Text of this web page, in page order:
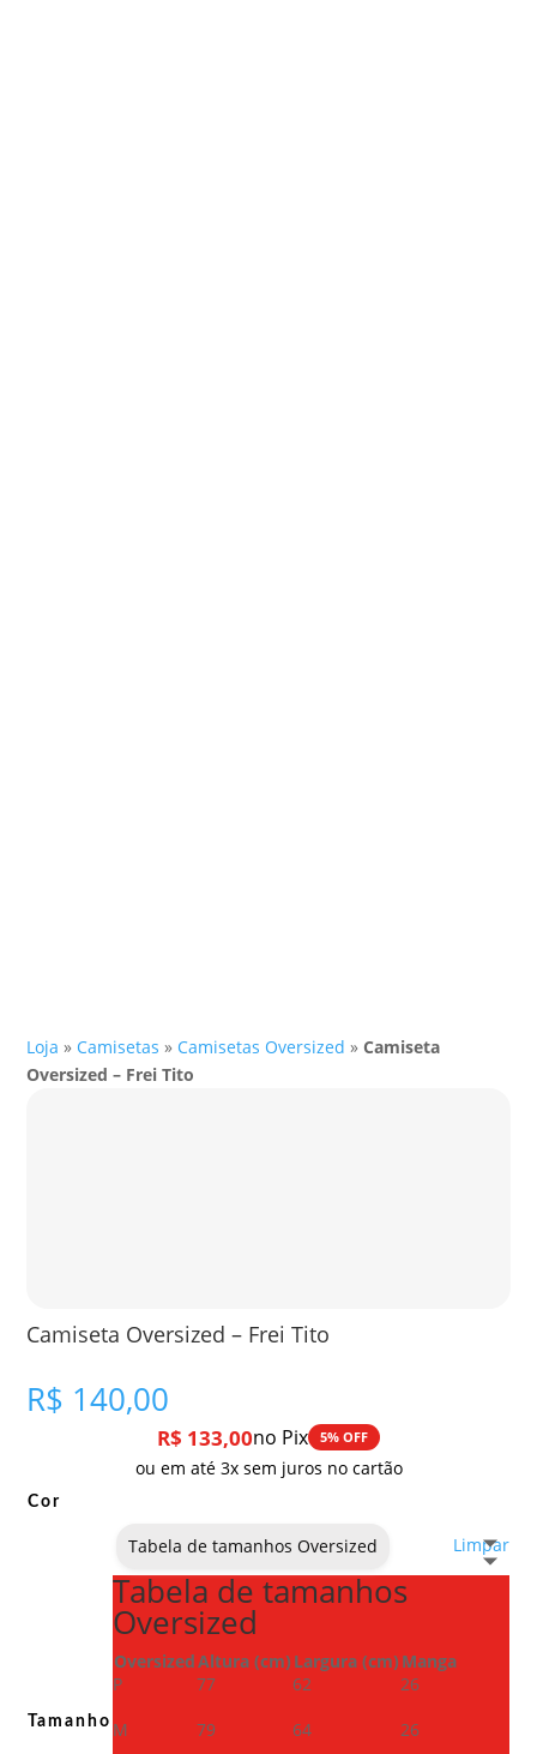
Loja » Camisetas » Camisetas Oversized »Camiseta
Oversized – Frei Tito
Camiseta Oversized – Frei Tito
R$ 140,00
R$ 133,00no Pix 5% OFF
ou em até 3x sem juros no cartão
Cor
Tamanho
Limpar
Tabela de tamanhos Oversized
Tabela de tamanhos
Oversized
OversizedAltura (cm) Largura (cm) Manga
P
77 62
26
M
79 64 26